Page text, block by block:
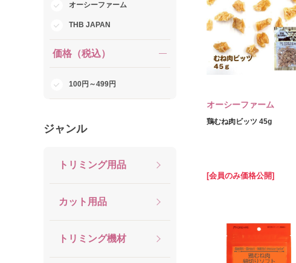
オーシーファーム
THB JAPAN
価格（税込）
100円～499円
ジャンル
トリミング用品
カット用品
トリミング機材
オーシーファーム
鶏むね肉ビッツ 45g
[会員のみ価格公開]